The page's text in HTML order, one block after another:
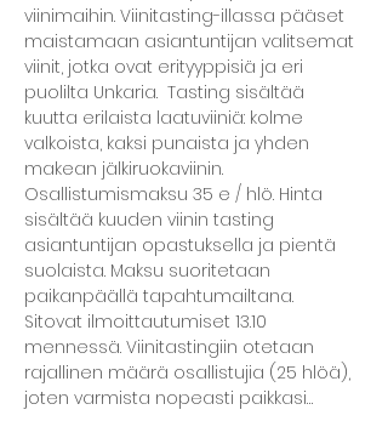
viinimaihin. Viinitasting-illassa pääset
maistamaan asiantuntijan valitsemat
viinit, jotka ovat erityyppisiä ja eri
puolilta Unkaria.  Tasting sisältää
kuutta erilaista laatuviiniä: kolme
valkoista, kaksi punaista ja yhden
makean jälkiruokaviinin.
Osallistumismaksu 35 e / hlö. Hinta
sisältää kuuden viinin tasting
asiantuntijan opastuksella ja pientä
suolaista. Maksu suoritetaan
paikanpäällä tapahtumailtana.
Sitovat ilmoittautumiset 13.10
mennessä. Viinitastingiin otetaan
rajallinen määrä osallistujia (25 hlöä),
joten varmista nopeasti paikkasi…